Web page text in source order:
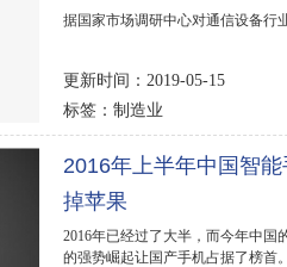
据国家市场调研中心对通信设备行
更新时间：2019-05-15
标签： 制造业
2016年上半年中国智
掉苹果
2016年已经过了大半，而今年中国
的强势崛起让国产手机占据了榜首